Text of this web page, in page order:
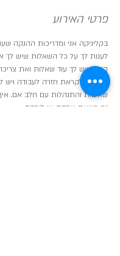
פרטי האירוע
בקליניקה אני ומדריכות ההנקה
לענות לך על כל השאלות שיש לך
הנקה ויש לך עוד שאלות ואת צריכה
אם את לקראת חזרה לעבודה ויש
שאיבות והתנהלות עם חלב אם,
גם כשאת עובדת או לומדת,